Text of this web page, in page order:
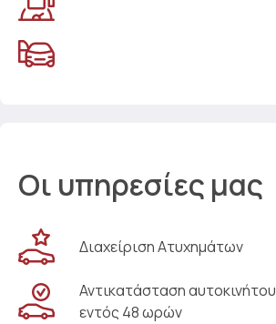
Οι υπηρεσίες μας
Διαχείριση Ατυχημάτων
Αντικατάσταση αυτοκινήτου
εντός 48 ωρών